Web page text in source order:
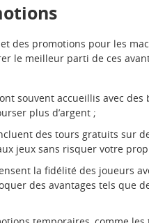
des promotions pour les
le meilleur parti de ces
souvent accueillis avec
plus d’argent ;
des tours gratuits sur
jeux sans risquer votre
la fidélité des joueurs
des avantages tels que